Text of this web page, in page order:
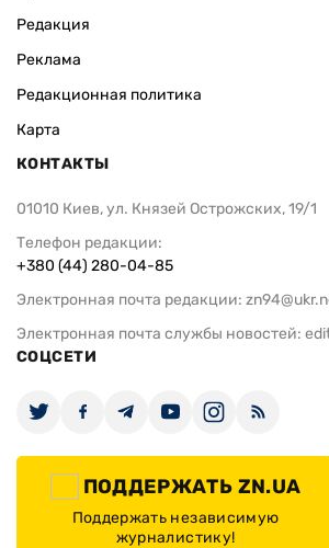
Редакция
Реклама
Редакционная политика
Карта
КОНТАКТЫ
01010 Киев, ул. Князей Острожских, 19/1
Телефон редакции:
+380 (44) 280-04-85
Электронная почта редакции:
Электронная почта службы новостей:
СОЦСЕТИ
ПОДДЕРЖАТЬ ZN.UA
Поддержать независимую
журналистику!